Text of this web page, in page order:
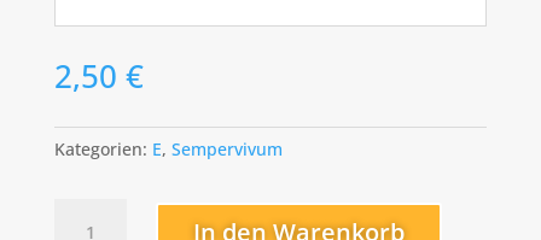
2,50 €
Kategorien: E, Sempervivum
In den Warenkorb